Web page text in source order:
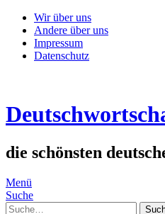
Wir über uns
Andere über uns
Impressum
Datenschutz
die schönsten
Menü
Suche
Suche